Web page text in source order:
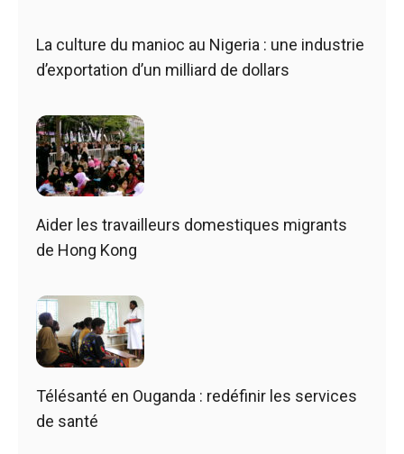
La culture du manioc au Nigeria : une industrie
d’exportation d’un milliard de dollars
Aider les travailleurs domestiques migrants
de Hong Kong
Télésanté en Ouganda : redéfinir les services
de santé